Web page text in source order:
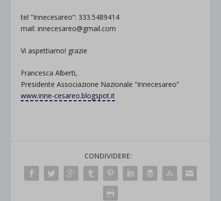
tel “Innecesareo”: 333.5489414
mail: innecesareo@gmail.com
Vi aspettiamo! grazie
Francesca Alberti,
Presidente Associazione Nazionale “Innecesareo”
www.inne-cesareo.blogspot.it
CONDIVIDERE: